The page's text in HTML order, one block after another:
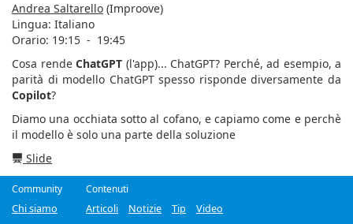
Andrea Saltarello (Improove)
Lingua: Italiano
Orario: 19:15 - 19:45
Cosa rende ChatGPT (l'app)... ChatGPT? Perché, ad esempio, a
parità di modello ChatGPT spesso risponde diversamente da
Copilot?
Diamo una occhiata sotto al cofano, e capiamo come e perchè
il modello è solo una parte della soluzione
Slide
Community
Chi siamo
Contenuti
Articoli
Notizie Tip Video